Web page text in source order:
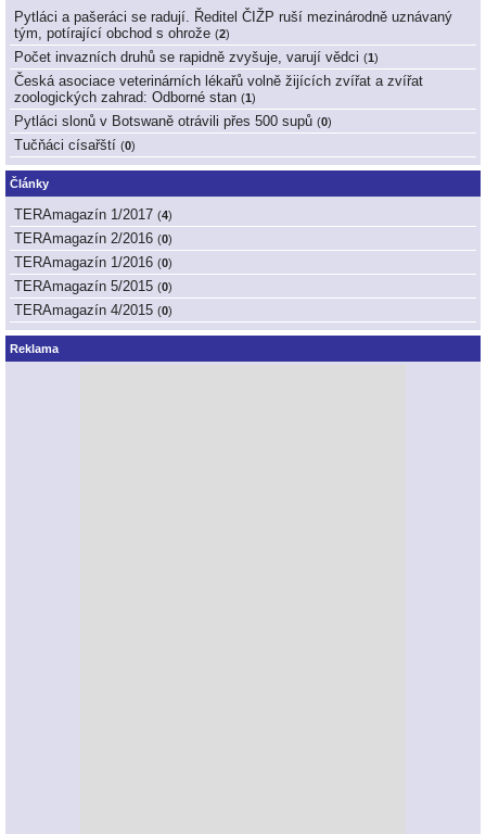
Pytláci a pašeráci se radují. Ředitel ČIŽP ruší mezinárodně uznávaný
tým, potírající obchod s ohrože (2)
Počet invazních druhů se rapidně zvyšuje, varují vědci (1)
Česká asociace veterinárních lékařů volně žijících zvířat a zvířat
zoologických zahrad: Odborné stan (1)
Pytláci slonů v Botswaně otrávili přes 500 supů (0)
Tučňáci císařští (0)
Články
TERAmagazín 1/2017 (4)
TERAmagazín 2/2016 (0)
TERAmagazín 1/2016 (0)
TERAmagazín 5/2015 (0)
TERAmagazín 4/2015 (0)
Reklama